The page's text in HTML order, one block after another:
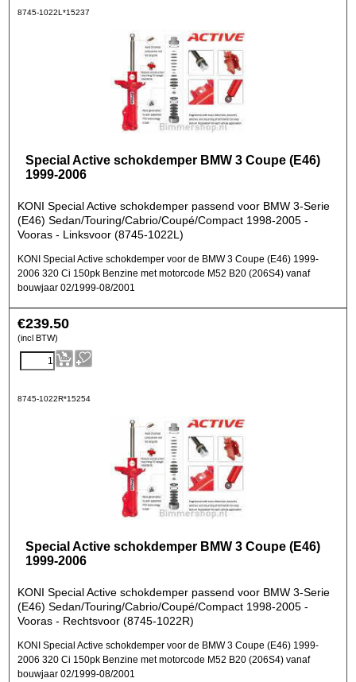
8745-1022L*15237
Special Active schokdemper BMW 3 Coupe (E46)
1999-2006
KONI Special Active schokdemper passend voor BMW 3-Serie
(E46) Sedan/Touring/Cabrio/Coupé/Compact 1998-2005 -
Vooras - Linksvoor (8745-1022L)
KONI Special Active schokdemper voor de BMW 3 Coupe (E46) 1999-
2006 320 Ci 150pk Benzine met motorcode M52 B20 (206S4) vanaf
bouwjaar 02/1999-08/2001
€239.50
(incl BTW)
8745-1022R*15254
Special Active schokdemper BMW 3 Coupe (E46)
1999-2006
KONI Special Active schokdemper passend voor BMW 3-Serie
(E46) Sedan/Touring/Cabrio/Coupé/Compact 1998-2005 -
Vooras - Rechtsvoor (8745-1022R)
KONI Special Active schokdemper voor de BMW 3 Coupe (E46) 1999-
2006 320 Ci 150pk Benzine met motorcode M52 B20 (206S4) vanaf
bouwjaar 02/1999-08/2001